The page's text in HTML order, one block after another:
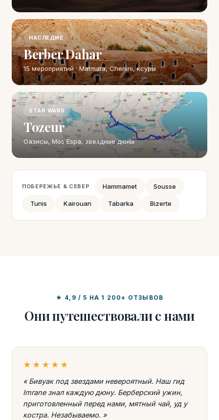
НАСЛЕДИЕ
Berber Dahar
15 мероприятий · Matmata, Chenini, ксуры
STAR WARS
Tozeur
Оазисы, Mos Espa, звездные дюны
ПОБЕРЕЖЬЕ & СЕВЕР Hammamet Sousse
Tunis Kairouan Tabarka Bizerte
★ 4,9 / 5 НА 1 200+ ОТЗЫВОВ
Они путешествовали с нами
★★★★★
« Бивуак под звездами невероятный. Наш гид
Imrane знал каждую дюну. Берберский ужин,
приготовленный перед нами, мятный чай, уд у
костра. Незабываемо. »